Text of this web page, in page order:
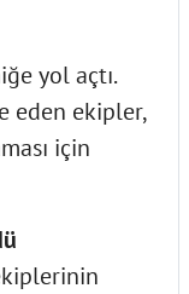
yol açtı.
eden ekipler,
için